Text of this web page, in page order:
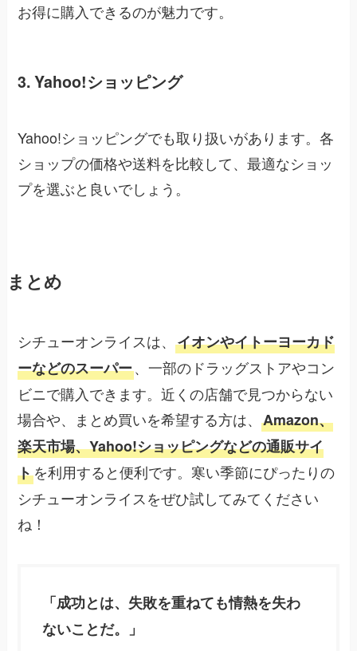
お得に購入できるのが魅力です。
3. Yahoo!ショッピング
Yahoo!ショッピングでも取り扱いがあります。各
ショップの価格や送料を比較して、最適なショッ
プを選ぶと良いでしょう。
まとめ
シチューオンライスは、イオンやイトーヨーカド
ーなどのスーパー、一部のドラッグストアやコン
ビニで購入できます。近くの店舗で見つからない
場合や、まとめ買いを希望する方は、Amazon、
楽天市場、Yahoo!ショッピングなどの通販サイ
トを利用すると便利です。寒い季節にぴったりの
シチューオンライスをぜひ試してみてください
ね！
「成功とは、失敗を重ねても情熱を失わ
ないことだ。」